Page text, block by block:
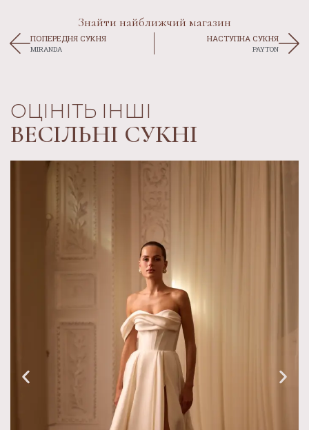
Знайти найближчий магазин
ПОПЕРЕДНЯ СУКНЯ
MIRANDA
НАСТУПНА СУКНЯ
PAYTON
ОЦІНІТЬ ІНШІ
ВЕСІЛЬНІ СУКНІ